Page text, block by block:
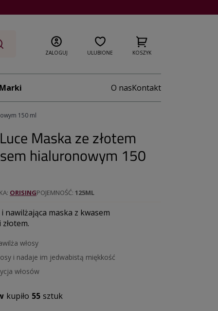
ZALOGUJ ULUBIONE KOSZYK
O nasKontakt
150 ml
Maska ze złotem
hialuronowym 150
ORISINGPOJEMNOŚĆ 125ML
i nawilżająca maska z kwasem
włosy
i nadaje im jedwabistą miękkość
włosów
kupiło 55 sztuk